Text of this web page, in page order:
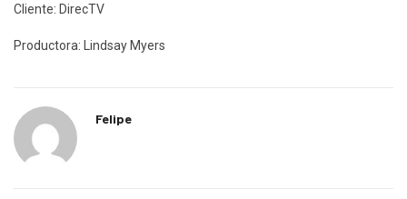
Cliente: DirecTV
Productora: Lindsay Myers
Felipe